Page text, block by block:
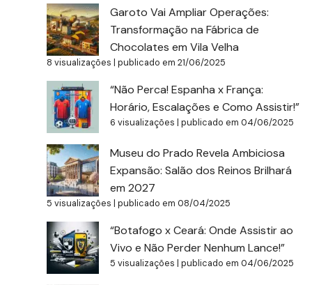
Garoto Vai Ampliar Operações:
Transformação na Fábrica de
Chocolates em Vila Velha
8 visualizações |publicado em 21/06/2025
“Não Perca! Espanha x França:
Horário, Escalações e Como Assistir!”
6 visualizações |publicado em 04/06/2025
Museu do Prado Revela Ambiciosa
Expansão: Salão dos Reinos Brilhará
em 2027
5 visualizações |publicado em 08/04/2025
“Botafogo x Ceará: Onde Assistir ao
Vivo e Não Perder Nenhum Lance!”
5 visualizações |publicado em 04/06/2025